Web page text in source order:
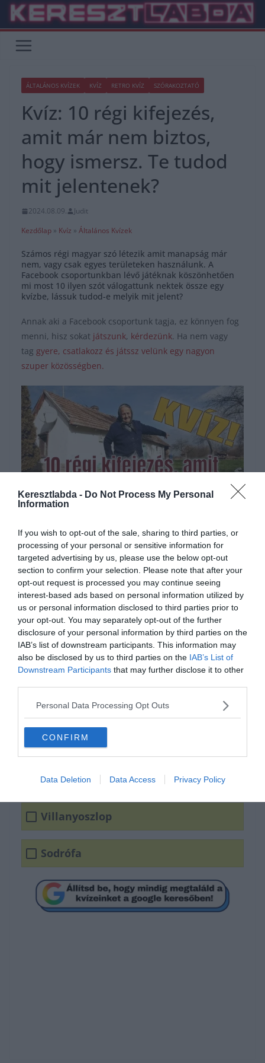
Keresztlabda - Do Not Process My Personal
Information
If you wish to opt-out of the sale, sharing to third parties, or
processing of your personal or sensitive information for
targeted advertising by us, please use the below opt-out
section to confirm your selection. Please note that after your
opt-out request is processed you may continue seeing
interest-based ads based on personal information utilized by
us or personal information disclosed to third parties prior to
your opt-out. You may separately opt-out of the further
disclosure of your personal information by third parties on the
IAB’s list of downstream participants. This information may
also be disclosed by us to third parties on the IAB’s List of
Downstream Participants that may further disclose it to other
Personal Data Processing Opt Outs
CONFIRM
Data Deletion Data Access Privacy Policy
Skip
content
ÁLTALÁNOS KVÍZEK KVÍZ RETRO KVÍZ SZÓRAKOZTATÓ
Kvíz: 10 régi kifejezés,
amit már nem biztos,
hogy ismersz. Te tudod
mit jelentenek?
2024.08.09.
Judit
Kezdőlap » Kvíz » Általános Kvízek
Számos régi magyar szó létezik amit manapság már
nem, vagy csak egyes területeken használunk. A
Facebook csoportunkban lévő játéknak köszönhetően
mi most 10 ilyen szót válogattunk nektek össze egy
kvízbe, lássuk tudod-e melyik mit jelent?
Annak aki a Facebook csoportunk tagja, ez könnyen fog
menni, hisz sokat játszunk, kérdezünk. Ha nem vagy
tag gyere, csatlakozz és játssz velünk egy nagyon
szuper közösségben.
Mi lehet a bizsergefa?
Egyik vége felé vatagodó bot, amivel
móresre lehetett tanítani másokat.
Villanyoszlop
Sodrófa